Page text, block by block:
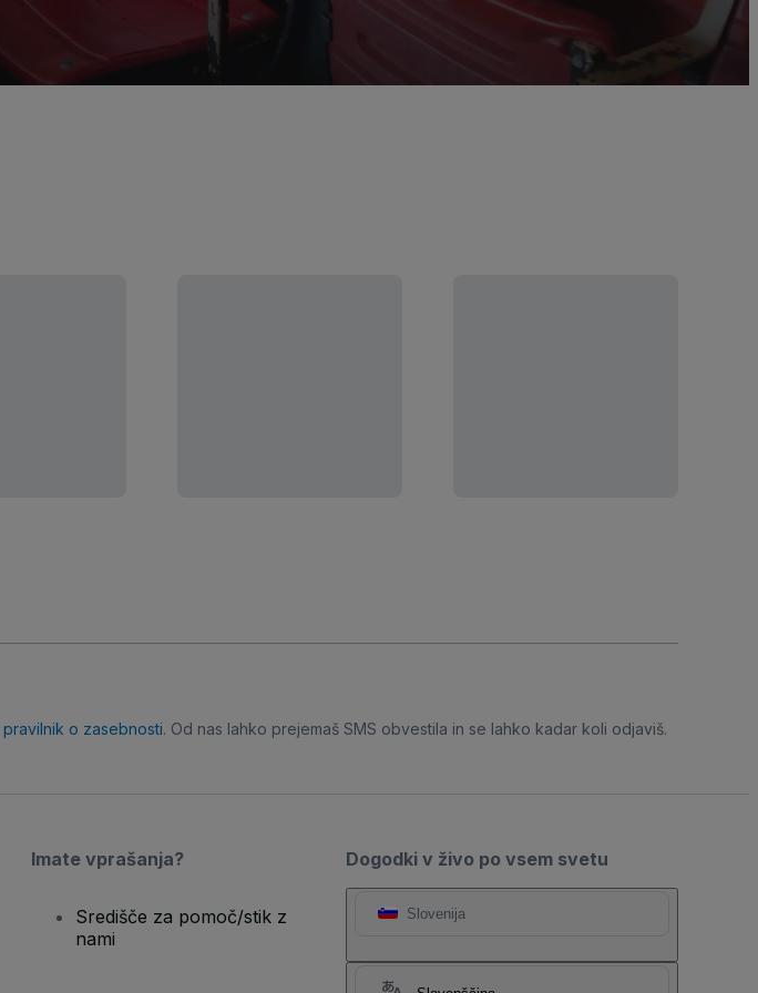
pravilnik o zasebnosti. Od nas lahko prejemaš SMS obvestila in se lahko kadar koli odjaviš.
Dogodki v živo po vsem svetu
Slovenija
Imate vprašanja?
Središče za pomoč/stik z
nami